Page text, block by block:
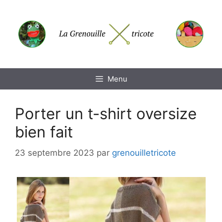
contenu
Menu
Porter un t-shirt oversize
bien fait
23 septembre 2023 par grenouilletricote